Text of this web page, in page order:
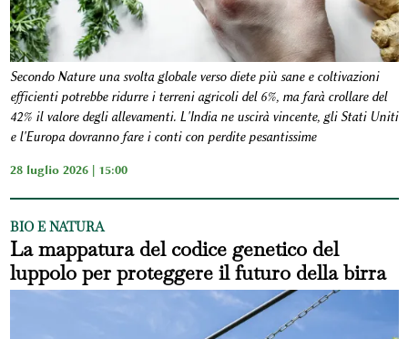
Secondo Nature una svolta globale verso diete più sane e coltivazioni
efficienti potrebbe ridurre i terreni agricoli del 6%, ma farà crollare del
42% il valore degli allevamenti. L'India ne uscirà vincente, gli Stati Uniti
e l'Europa dovranno fare i conti con perdite pesantissime
28 luglio 2026 | 15:00
BIO E NATURA
La mappatura del codice genetico del
luppolo per proteggere il futuro della birra